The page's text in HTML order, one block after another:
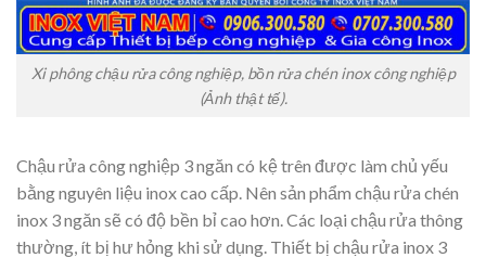
Xi phông chậu rửa công nghiệp, bồn rửa chén inox công nghiệp
(Ảnh thật tế).
Chậu rửa công nghiệp 3 ngăn có kệ trên được làm chủ yếu
bằng nguyên liệu inox cao cấp. Nên sản phẩm chậu rửa chén
inox 3 ngăn sẽ có độ bền bỉ cao hơn. Các loại chậu rửa thông
thường, ít bị hư hỏng khi sử dụng. Thiết bị chậu rửa inox 3